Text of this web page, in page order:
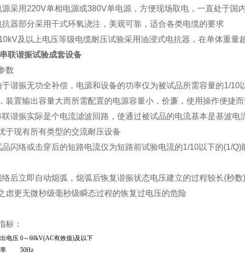
源采用220V单相电源或380V单电源，方便现场取电，一直处于国
抗器部分采用干式环氧浇注，美观可靠，适合各类电缆的要求
及以上电压等级电缆耐压试验采用油浸式电抗器，在单体重量
联谐振试验成套设备
数
于谐振无功全补偿，电源和设备的功率仅为被试品所需容量的1/10
装置输出容量大而所需配置的电源容量小，价廉，使用操作便捷
联谐振实际是个电流滤波回路，使通过被试品的电流基本是基波电
于现有所有类型的交流耐压设备
品闪络或击穿后的短路电流仅为短路前试验电流的1/10以下的(1/
络后立即自动熄弧，熄弧后恢复谐振状态电压建立的过程较长(秒
虑更无微秒级毫秒级瞬态过程的恢复过电压的危险
标：
电压 0～60kV(AC有效值)及以下
50Hz